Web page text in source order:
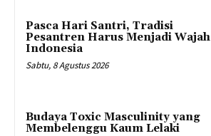
Pasca Hari Santri, Tradisi
Pesantren Harus Menjadi Wajah
Indonesia
Sabtu, 8 Agustus 2026
Budaya Toxic Masculinity yang
Membelenggu Kaum Lelaki